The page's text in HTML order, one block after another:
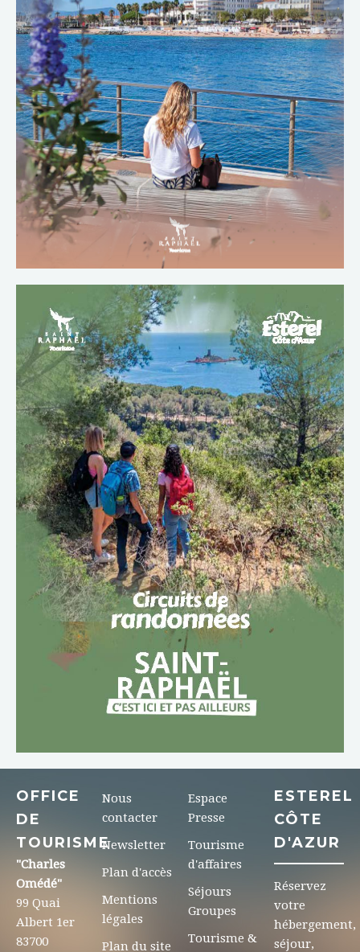
TÉLÉCHARGER
TÉLÉCHARGER
OFFICE
DE
TOURISME
"Charles
Omédé"
99 Quai
Albert 1er
83700
Nous
contacter
Newsletter
Plan d'accès
Mentions
légales
Plan du site
Espace
Presse
Tourisme
d'affaires
Séjours
Groupes
Tourisme &
ESTEREL
CÔTE
D'AZUR
Réservez
votre
hébergement,
séjour,